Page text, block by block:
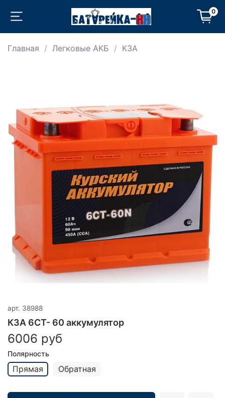
0
Главная Легковые АКБ КЗА
арт. 38988
КЗА 6СТ- 60 аккумулятор
6006 руб
Полярность
Прямая Обратная